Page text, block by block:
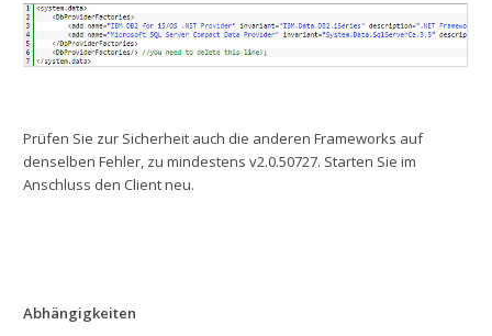
Prüfen Sie zur Sicherheit auch die anderen Frameworks auf
denselben Fehler, zu mindestens v2.0.50727. Starten Sie im
Anschluss den Client neu.
Abhängigkeiten